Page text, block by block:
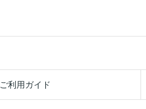
ご利用ガイド